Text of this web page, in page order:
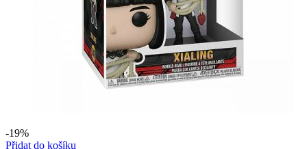
-19%
Přidat do košíku